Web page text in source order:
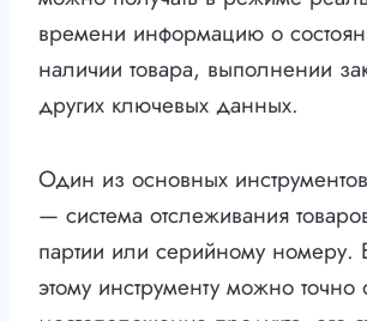
времени информацию о
наличии товара, выполнении
других ключевых данных.
Один из основных
— система отслеживания
партии или серийному номеру.
этому инструменту можно точно